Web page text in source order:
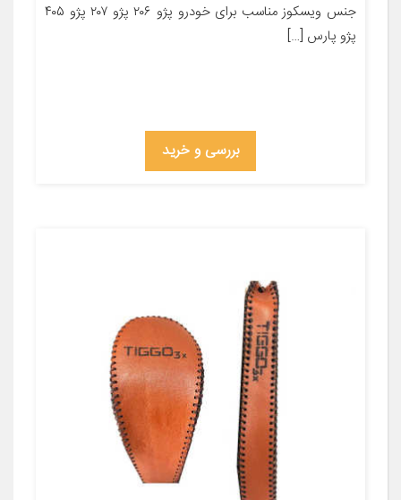
جنس ویسکوز مناسب برای خودرو پژو ۲۰۶ پژو ۲۰۷ پژو ۴۰۵
پژو پارس […]
بررسی و خرید